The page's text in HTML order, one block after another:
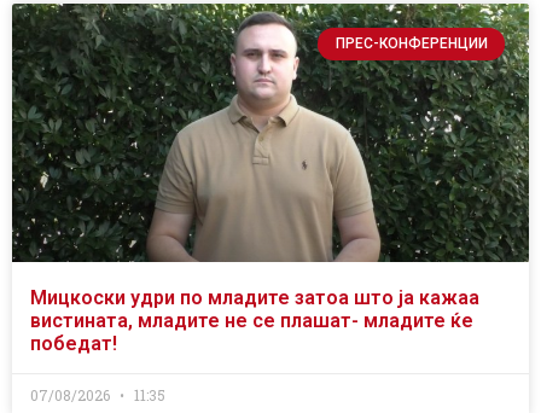
ПРЕС-КОНФЕРЕНЦИИ
Мицкоски удри по младите затоа што ја кажаа
вистината, младите не се плашат- младите ќе
победат!
07/08/2026 11:35